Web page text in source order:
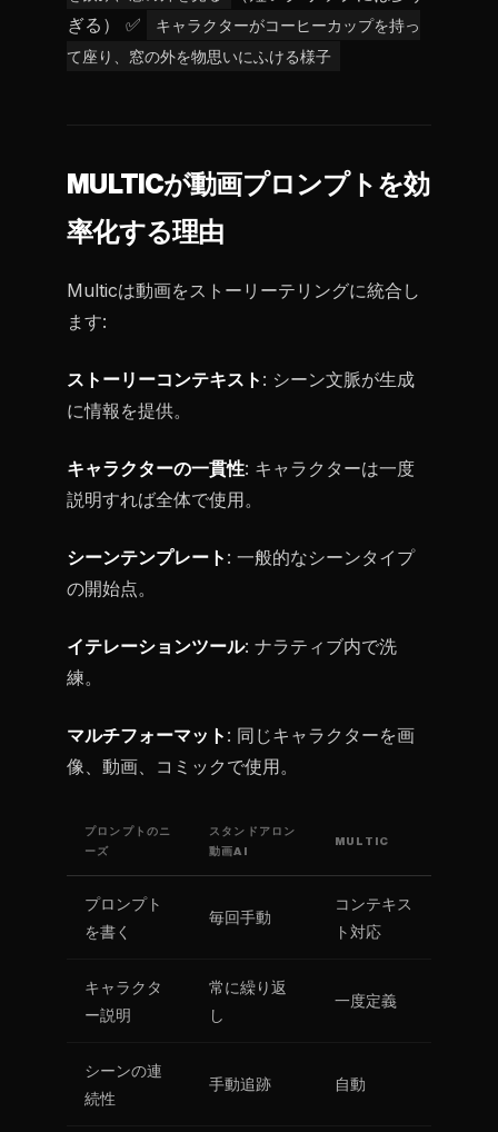
ぎる） ✅
キャラクターがコーヒーカップを持っ
て座り、窓の外を物思いにふける様子
MULTICが動画プロンプトを効
率化する理由
Multicは動画をストーリーテリングに統合し
ます:
ストーリーコンテキスト : シーン文脈が生成
に情報を提供。
キャラクターの一貫性: キャラクターは一度
説明すれば全体で使用。
シーンテンプレート : 一般的なシーンタイプ
の開始点。
イテレーションツール: ナラティブ内で洗
練。
マルチフォーマット : 同じキャラクターを画
像、動画、コミックで使用。
プロンプトのニ
ーズ
スタンドアロン
動画AI
MULTIC
プロンプト
を書く
毎回手動
コンテキス
ト対応
キャラクタ
ー説明
常に繰り返
し
一度定義
シーンの連
続性
手動追跡 自動